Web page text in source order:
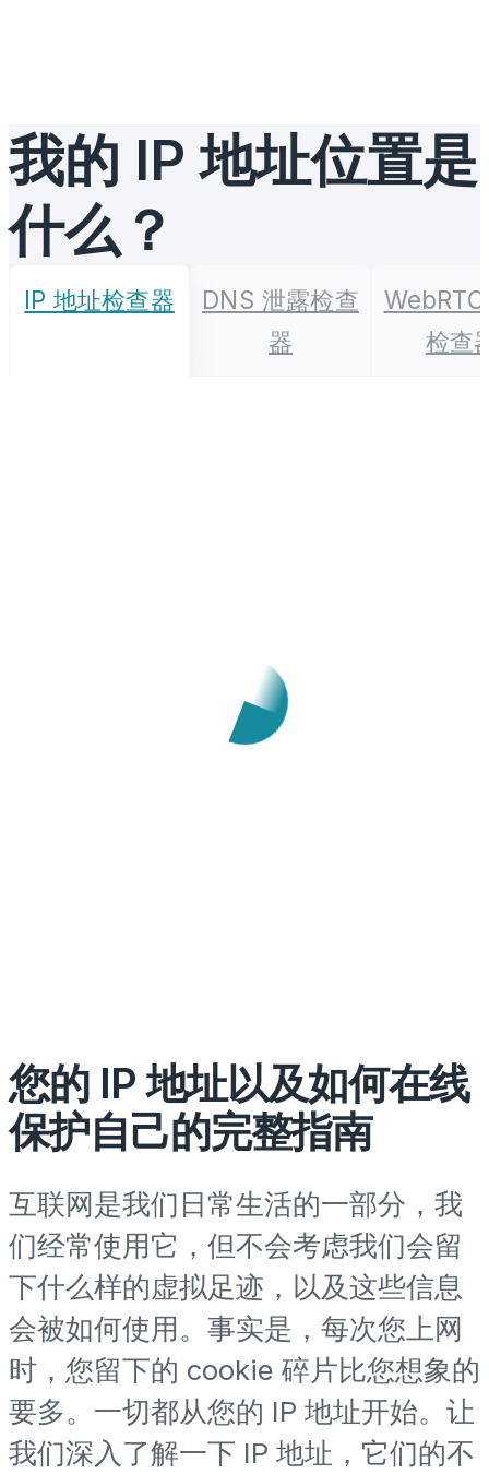
我的 IP 地址位置是
什么？
IP 地址检查器
DNS 泄露检查
器
检查
您的 IP 地址以及如何在线
保护自己的完整指南
互联网是我们日常生活的一部分，我
们经常使用它，但不会考虑我们会留
下什么样的虚拟足迹，以及这些信息
会被如何使用。事实是，每次您上网
时，您留下的 cookie 碎片比您想象的
要多。一切都从您的 IP 地址开始。让
我们深入了解一下 IP 地址，它们的不